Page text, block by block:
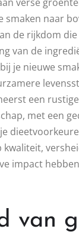
naar
de rijkdom
van de
je nieuwe
een
met een
impact
van